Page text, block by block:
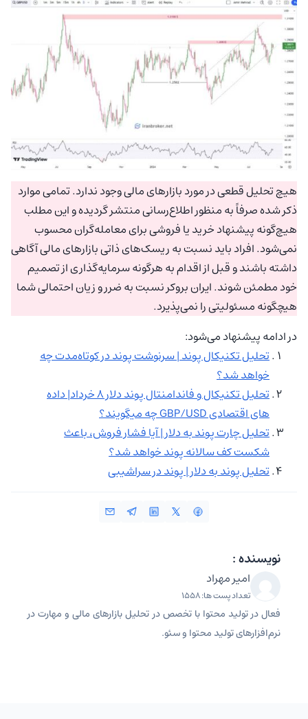
هیچ تحلیل قطعی در مورد بازارهای مالی وجود ندارد. تمامی موارد
ذکر شده صرفاً به منظور اطلاع‌رسانی منتشر گردیده و این مطلب
هیچ‌گونه پیشنهاد خرید یا فروشی برای معامله‌گران محسوب
نمی‌شود. افراد باید نسبت به ریسک‌های ذاتی بازارهای مالی آگاهی
داشته باشند و قبل از اقدام به هرگونه سرمایه‌گذاری از تصمیم
خود مطمئن شوند. ایران بروکر نسبت به ضرر و زیان احتمالی شما
هیچگونه مسئولیتی را نمی‌پذیرد.
در ادامه پیشنهاد می‌شود:
تحلیل تکنیکال پوند | سرنوشت پوند در کوتاه‌مدت چه
خواهد شد؟
تحلیل تکنیکال و فاندامنتال پوند دلار ۸ خرداد| داده
های اقتصادی GBP/USD چه میگویند؟
تحلیل چارت پوند به دلار | آیا فشار فروش، باعث
شکست کف سالانه پوند خواهد شد؟
تحلیل پوند به دلار | پوند در سراشیبی
نویسنده :
امیر مهراد
تعداد پست ها: 1558
فعال در تولید محتوا با تخصص در تحلیل بازارهای مالی و مهارت در
نرم‌افزارهای تولید محتوا و سئو.